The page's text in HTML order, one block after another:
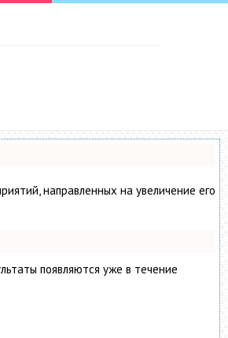
направленных на увеличение его
появляются уже в течение